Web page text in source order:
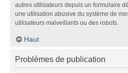
autres utilisateurs depuis un formulaire
une utilisation abusive du système de
utilisateurs malveillants ou des robots.
Haut
Problèmes de publication